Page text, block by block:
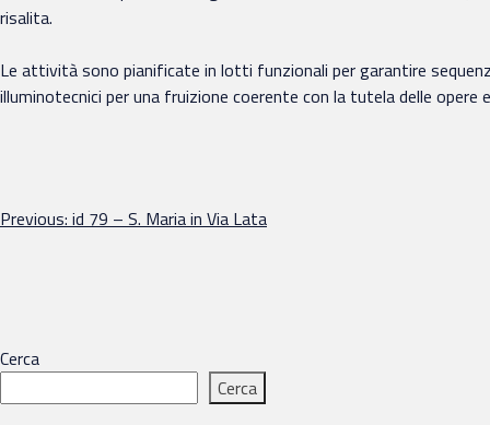
risalita.
Le attività sono pianificate in lotti funzionali per garantire
illuminotecnici per una fruizione coerente con la tutela delle
Navigazione
Previous: id 79 – S. Maria in Via Lata
Cerca
Cerca